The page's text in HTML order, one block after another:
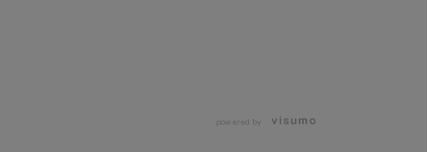
powered by